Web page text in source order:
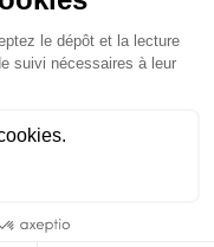
site
des cookies